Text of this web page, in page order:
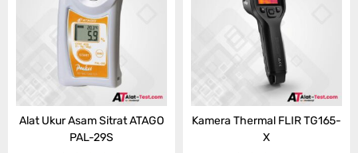
Alat Ukur Asam Sitrat ATAGO
PAL-29S
Kamera Thermal FLIR TG165-
X